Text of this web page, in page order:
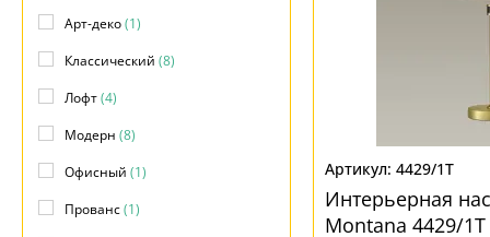
4429/1T
Интерьерная
Montana 4429/1T
Арт-деко(1)
Классический (8)
Лофт(4)
Модерн (8)
Офисный (1)
Прованс(1)